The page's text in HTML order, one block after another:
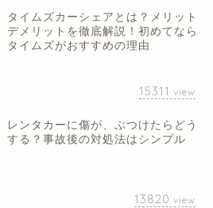
タイムズカーシェアとは？メリット
デメリットを徹底解説！初めてなら
タイムズがおすすめの理由
15311 view
レンタカーに傷が、ぶつけたらどう
する？事故後の対処法はシンプル
13820 view